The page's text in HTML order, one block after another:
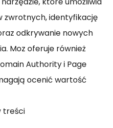
zwrotnych, identyfikację
odkrywanie nowych
Moz oferuje również
Authority i Page
ocenić wartość
treści